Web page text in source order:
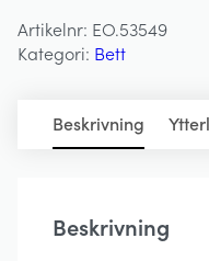
HORSE
GUARD
Artikelnr: EO.53549
Kategori: Bett
Beskrivning
Beskrivning